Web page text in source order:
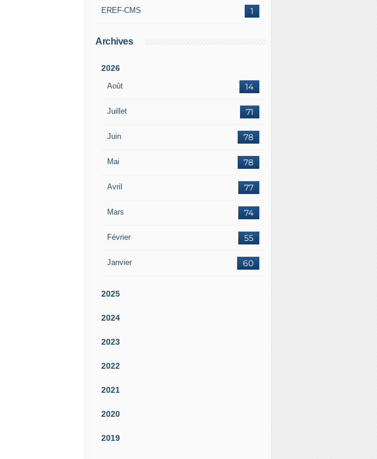
1
EREF-CMS
Archives
2026
Août 14
Juillet 71
Juin 78
Mai 78
Avril 77
Mars 74
Février 55
Janvier 60
2025
2024
2023
2022
2021
2020
2019